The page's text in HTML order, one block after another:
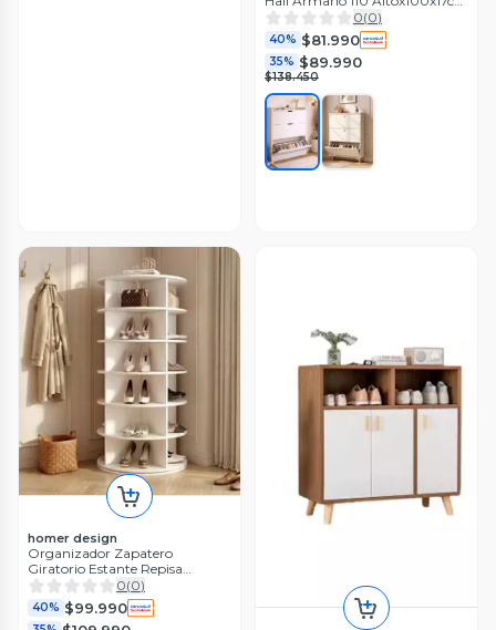
Blanca Homer Design
0(0)
40% $81.990
35% $89.990
$138.450
homer design
Organizador Zapatero
Giratorio Estante Repisa
Exhibicion
0(0)
40% $99.990